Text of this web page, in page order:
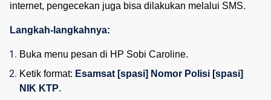
internet, pengecekan juga bisa dilakukan melalui SMS.
Langkah-langkahnya:
Buka menu pesan di HP Sobi Caroline.
Ketik format: Esamsat [spasi] Nomor Polisi [spasi]
NIK KTP.